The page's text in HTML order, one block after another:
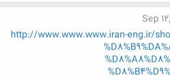
Sep
http://www.www.www.iran-eng.ir/